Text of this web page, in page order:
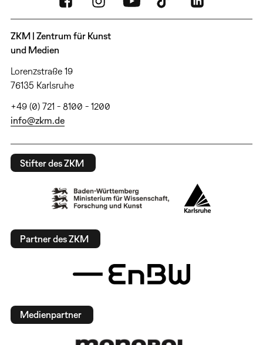
ZKM | Zentrum für Kunst
und Medien
Lorenzstraße 19
76135 Karlsruhe
+49 (0) 721 - 8100 - 1200
info@zkm.de
Stifter des ZKM
Partner des ZKM
Medienpartner